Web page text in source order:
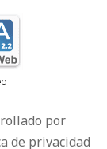
por
de privacidad